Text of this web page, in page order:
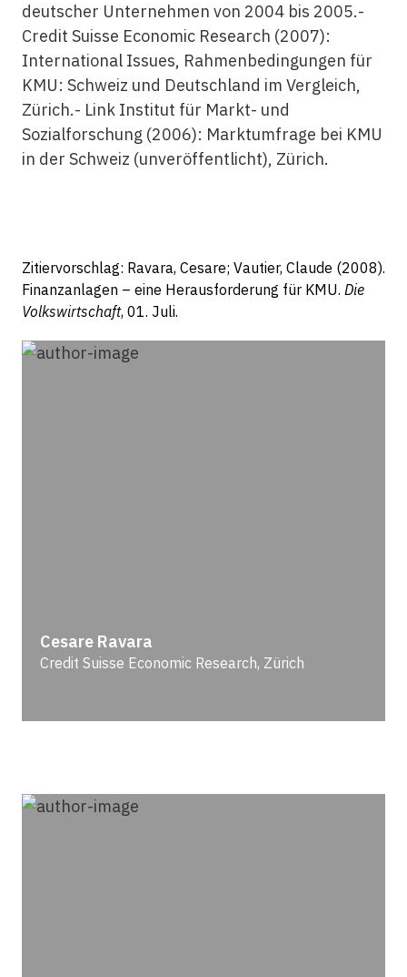
deutscher Unternehmen von 2004 bis 2005.-
Credit Suisse Economic Research (2007):
International Issues, Rahmenbedingungen für
KMU: Schweiz und Deutschland im Vergleich,
Zürich.- Link Institut für Markt- und
Sozialforschung (2006): Marktumfrage bei KMU
in der Schweiz (unveröffentlicht), Zürich.
Zitiervorschlag: Ravara, Cesare; Vautier, Claude (2008).
Finanzanlagen – eine Herausforderung für KMU. Die
Volkswirtschaft, 01. Juli.
Cesare Ravara
Credit Suisse Economic Research, Zürich